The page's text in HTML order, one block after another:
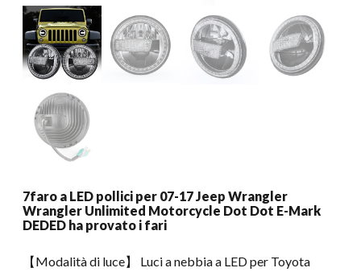
7faro a LED pollici per 07-17 Jeep Wrangler
Wrangler Unlimited Motorcycle Dot Dot E-Mark
DEDED ha provato i fari
【Modalità di luce】 Luci a nebbia a LED per Toyota